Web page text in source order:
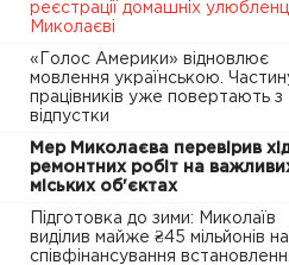
реєстрації домашніх
Миколаєві
«Голос Америки» відновлює
мовлення українською.
працівників уже повертають з
відпустки
Мер Миколаєва перевірив
ремонтних робіт на
міських об'єктах
Підготовка до зими: Миколаїв
виділив майже ₴45 мільйонів на
співфінансування